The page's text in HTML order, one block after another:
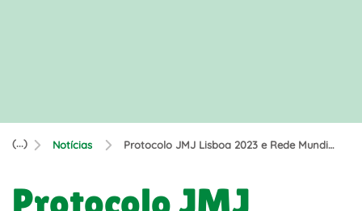
(...) Notícias Protocolo JMJ Lisboa 2023 e Rede Mundial de Oração